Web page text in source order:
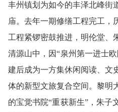
丰州镇划为如今的丰泽北峰街
庙。去年一期修缮工程完工，
工程紧锣密鼓推进，明伦堂、
清源山中，因“泉州第一进士
建后成为一方集休闲阅读、文
体的新型文旅复合空间。黎明
的宝觉书院“重获新生”，朱子